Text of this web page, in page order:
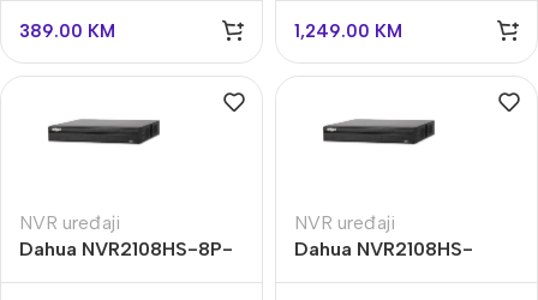
389.00 KM 1,249.00 KM
NVR uređaji
Dahua NVR2108HS-8P-
NVR uređaji
Dahua NVR2108HS-